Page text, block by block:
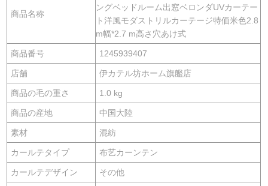
商品名称
ングベッドルーム出窓ベロンダUVカーテー
ト洋風モダストリルカーテージ特価米色2.8
m幅*2.7 m高さ穴あけ式
商品番号 1245939407
店舗 伊カテル坊ホーム旗艦店
商品の毛の重さ 1.0 kg
商品の産地 中国大陸
素材 混紡
カールテタイプ 布艺カーンテン
カールテデザイン その他